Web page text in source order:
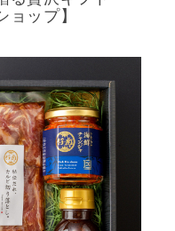
ョップ】